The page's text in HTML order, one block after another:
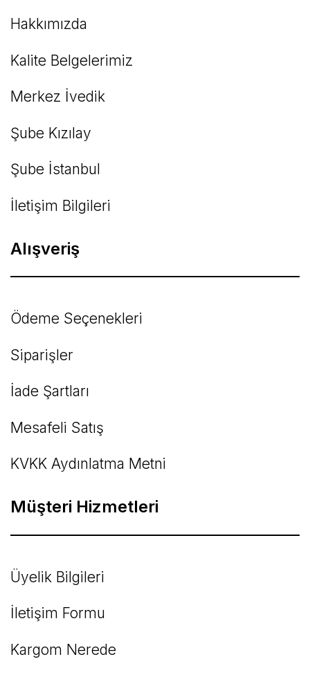
Hakkımızda
Kalite Belgelerimiz
Merkez İvedik
Şube Kızılay
Şube İstanbul
İletişim Bilgileri
Alışveriş
Ödeme Seçenekleri
Siparişler
İade Şartları
Mesafeli Satış
KVKK Aydınlatma Metni
Müşteri Hizmetleri
Üyelik Bilgileri
İletişim Formu
Kargom Nerede